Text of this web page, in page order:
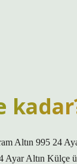
Altın 995 24
Altın Külçe